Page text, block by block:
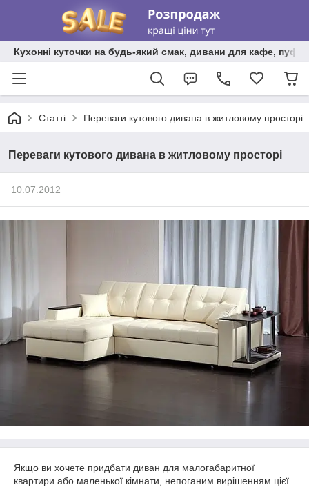
Кухонні куточки на будь-який смак, дивани для кафе,
Статті Переваги кутового дивана в житловому просторі
Переваги кутового дивана в житловому просторі
10.07.2012
Якщо ви хочете придбати диван для малогабаритної
квартири або маленької кімнати, непоганим вирішенням цієї